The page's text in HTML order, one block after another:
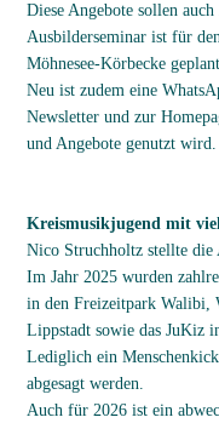
Diese Angebote sollen
Ausbilderseminar ist für
Möhnesee-Körbecke
Neu ist zudem eine
Newsletter und zur
und Angebote genutzt wird.
Kreismusikjugend mit
Nico Struchholtz stellte
Im Jahr 2025 wurden
in den Freizeitpark Walibi,
Lippstadt sowie das JuKiz
Lediglich ein
abgesagt werden.
Auch für 2026 ist ein